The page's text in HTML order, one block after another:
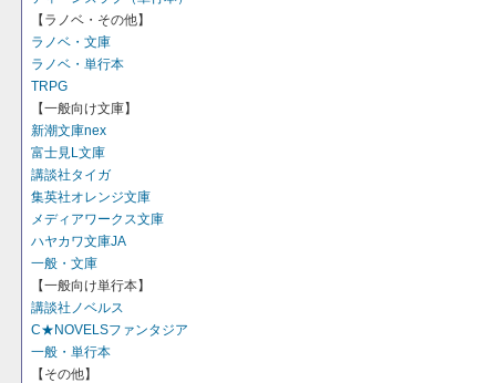
【ラノベ・その他】
ラノベ・文庫
ラノベ・単行本
TRPG
【一般向け文庫】
新潮文庫nex
富士見L文庫
講談社タイガ
集英社オレンジ文庫
メディアワークス文庫
ハヤカワ文庫JA
一般・文庫
【一般向け単行本】
講談社ノベルス
C★NOVELSファンタジア
一般・単行本
【その他】